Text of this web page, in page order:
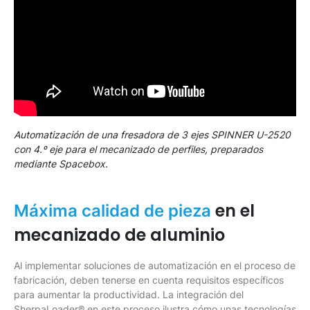
Automatización de una fresadora de 3 ejes SPINNER U-2520
con 4.º eje para el mecanizado de perfiles, preparados
mediante Spacebox.
Máxima calidad de pieza en el
mecanizado de aluminio
Al implementar soluciones de automatización en el proceso de
fabricación, deben tenerse en cuenta requisitos específicos
para aumentar la productividad. La integración del